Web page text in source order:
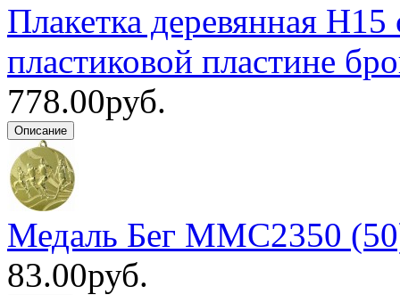
Плакетка деревянная
пластиковой пластине
778.00руб.
Медаль Бег MMC2350
83.00руб.